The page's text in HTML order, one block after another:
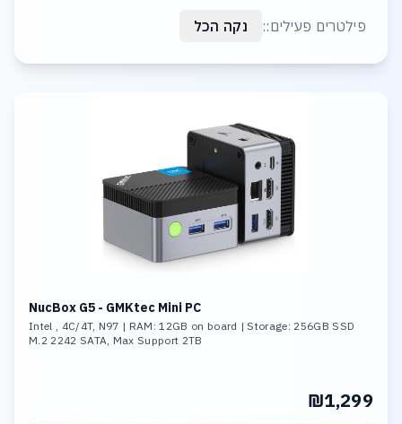
פילטרים פעילים:: נקה הכל
NucBox G5 - GMKtec Mini PC
Intel , 4C/4T, N97 | RAM: 12GB on board | Storage: 256GB SSD
M.2 2242 SATA, Max Support 2TB
₪1,299